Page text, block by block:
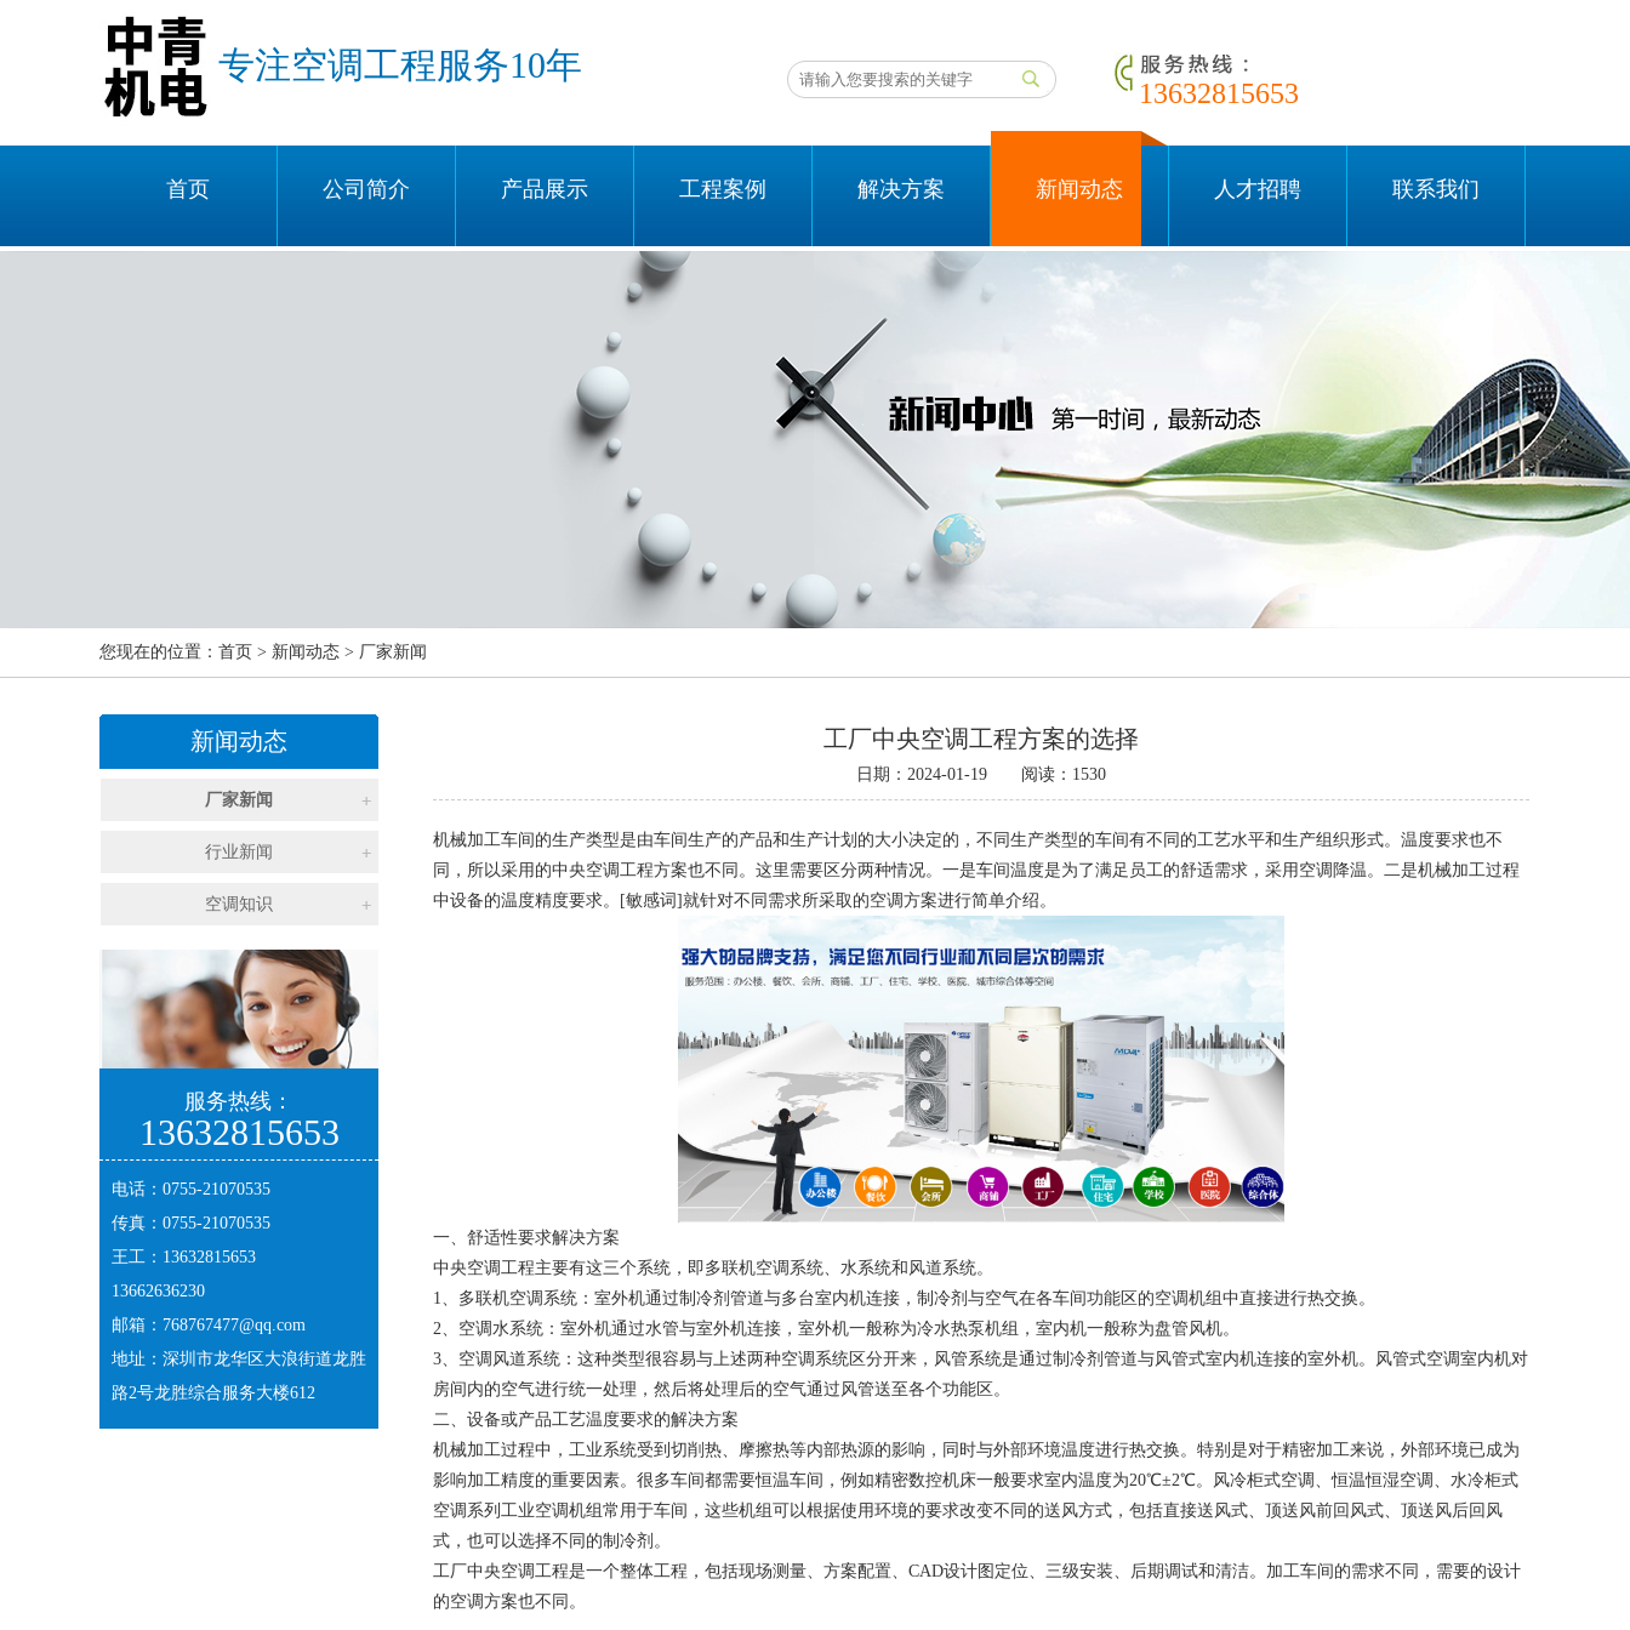
专注空调工程服务10年
13632815653
首页 公司简介 产品展示 工程案例 解决方案 新闻动态 人才招聘 联系我们
您现在的位置： 首页 > 新闻动态 > 厂家新闻
新闻动态
厂家新闻
行业新闻
空调知识
服务热线：
13632815653
电话：0755-21070535
传真：0755-21070535
王工：13632815653
13662636230
邮箱： 768767477@qq.com
地址：深圳市龙华区大浪街道龙胜
路2号龙胜综合服务大楼612
工厂中央空调工程方案的选择
日期：2024-01-19 阅读：1530
机械加工车间的生产类型是由车间生产的产品和生产计划的大小决定的，不同生产类型的车间有不同的工艺水平和生产组织形式。温度要求也不
同，所以采用的中央空调工程方案也不同。这里需要区分两种情况。一是车间温度是为了满足员工的舒适需求，采用空调降温。二是机械加工过程
中设备的温度精度要求。[敏感词]就针对不同需求所采取的空调方案进行简单介绍。
一、舒适性要求解决方案
中央空调工程主要有这三个系统，即多联机空调系统、水系统和风道系统。
1、多联机空调系统：室外机通过制冷剂管道与多台室内机连接，制冷剂与空气在各车间功能区的空调机组中直接进行热交换。
2、空调水系统：室外机通过水管与室外机连接，室外机一般称为冷水热泵机组，室内机一般称为盘管风机。
3、空调风道系统：这种类型很容易与上述两种空调系统区分开来，风管系统是通过制冷剂管道与风管式室内机连接的室外机。风管式空调室内机对
房间内的空气进行统一处理，然后将处理后的空气通过风管送至各个功能区。
二、设备或产品工艺温度要求的解决方案
机械加工过程中，工业系统受到切削热、摩擦热等内部热源的影响，同时与外部环境温度进行热交换。特别是对于精密加工来说，外部环境已成为
影响加工精度的重要因素。很多车间都需要恒温车间，例如精密数控机床一般要求室内温度为20℃±2℃。风冷柜式空调、恒温恒湿空调、水冷柜式
空调系列工业空调机组常用于车间，这些机组可以根据使用环境的要求改变不同的送风方式，包括直接送风式、顶送风前回风式、顶送风后回风
式，也可以选择不同的制冷剂。
工厂中央空调工程是一个整体工程，包括现场测量、方案配置、CAD设计图定位、三级安装、后期调试和清洁。加工车间的需求不同，需要的设计
的空调方案也不同。